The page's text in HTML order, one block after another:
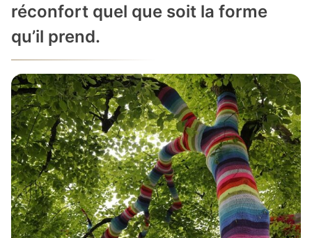
réconfort quel que soit la forme
qu’il prend.